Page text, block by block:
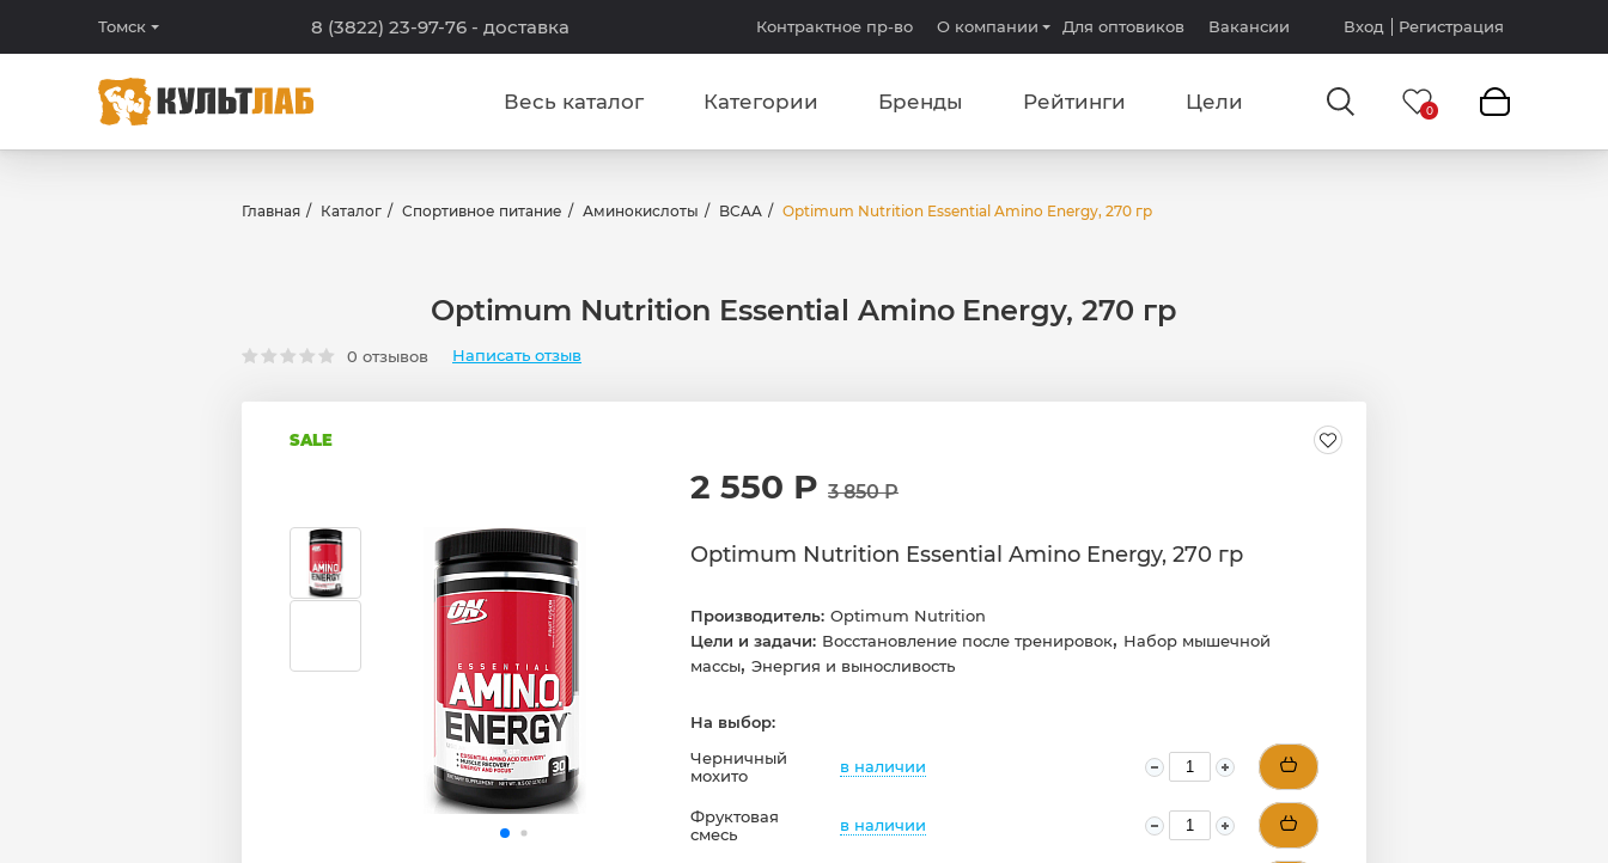
Томск 8 (3822) 23-97-76 - доставка Контрактное пр-во О компании Для оптовиков Вакансии Вход Регистрация
Весь каталог Категории Бренды Рейтинги Цели
Главная Каталог Спортивное питание Аминокислоты BCAA Optimum Nutrition Essential Amino Energy, 270 гр
Optimum Nutrition Essential Amino Energy, 270 гр
0 отзывов Написать отзыв
SALE
2 550 Р 3 850 Р
Optimum Nutrition Essential Amino Energy, 270 гр
Производитель: Optimum Nutrition
Цели и задачи: Восстановление после тренировок, Набор мышечной
массы, Энергия и выносливость
На выбор:
Черничный
мохито
в наличии
Фруктовая
смесь
в наличии